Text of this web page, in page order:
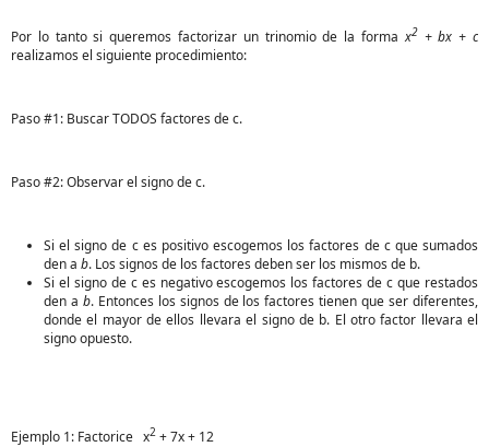
Por lo tanto si queremos factorizar un trinomio de la formax2+ bx + c
realizamos el siguiente procedimiento:
Paso #1: Buscar TODOS factores de c.
Paso #2: Observar el signo de c.
Si el signo de c es positivo escogemos los factores de c que sumados
den a b. Los signos de los factores deben ser los mismos de b.
Si el signo de c es negativo escogemos los factores de c que restados
den a b. Entonces los signos de los factores tienen que ser diferentes,
donde el mayor de ellos llevara el signo de b. El otro factor llevara el
signo opuesto.
Ejemplo 1: Factorice x2 + 7x + 12